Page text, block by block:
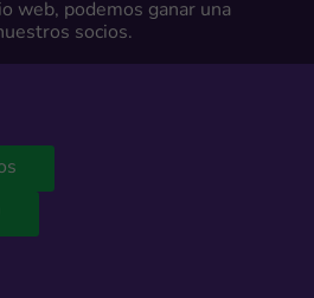
web, podemos ganar una
socios.